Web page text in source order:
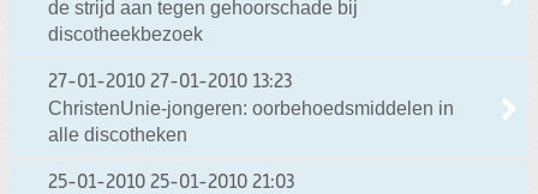
de strijd aan tegen gehoorschade bij
discotheekbezoek
27-01-2010 27-01-2010 13:23
ChristenUnie-jongeren: oorbehoedsmiddelen in
alle discotheken
25-01-2010 25-01-2010 21:03